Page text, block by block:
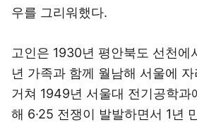
우를 그리워했다.
고인은 1930년 평안북도 선천에
년 가족과 함께 월남해 서울에
거쳐 1949년 서울대 전기공학과
해 6·25 전쟁이 발발하면서 1년